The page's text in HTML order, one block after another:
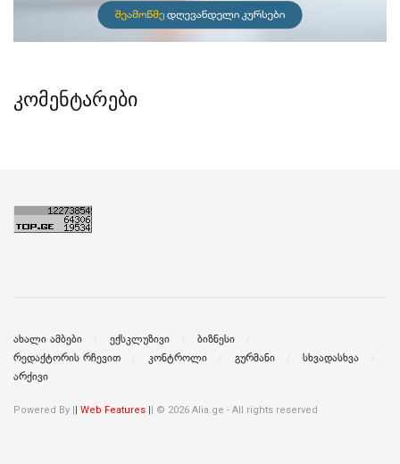
კომენტარები
ახალი ამბები ექსკლუზივი
ბიზნესი
რედაქტორის რჩევით
კონტროლი გურმანი
სხვადასხვა
არქივი
Powered By || Web Features || © 2026 Alia.ge - All rights reserved